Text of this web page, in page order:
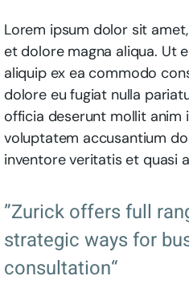
Lorem ipsum dolor sit
et dolore magna aliqua. Ut
aliquip ex ea commodo
dolore eu fugiat nulla
officia deserunt mollit anim
voluptatem accusantium
inventore veritatis et quasi
”Zurick offers full
strategic ways for
consultation“